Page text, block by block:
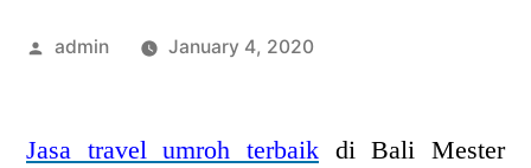
Posted
admin January 4, 2020
Jasa travel umroh terbaik di Bali Mester